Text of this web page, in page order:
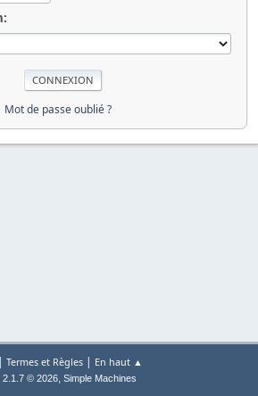
Mot de passe oublié ?
Termes et Règles| En haut ▲
2.1.7 © 2026, Simple Machines